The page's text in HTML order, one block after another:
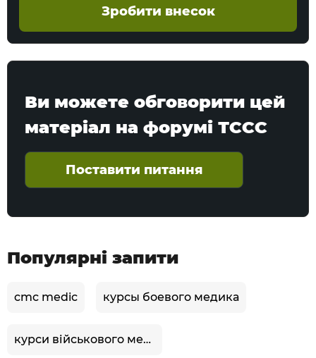
Зробити внесок
Ви можете обговорити цей
матеріал на форумі ТССС
Поставити питання
Популярні запити
cmc medic курсы боевого медика
курси військового медика